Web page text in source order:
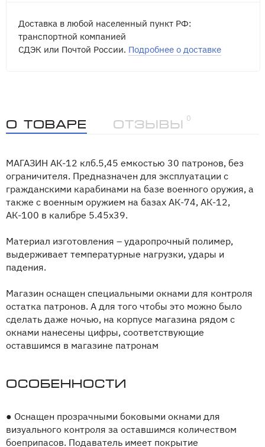
Доставка в любой населенный пункт РФ:
транспортной компанией
СДЭК или Почтой России. Подробнее о доставке
О товаре Отзывы
0
МАГАЗИН АК-12 клб.5,45 емкостью 30 патронов, без
ограничителя. Предназначен для эксплуатации с
гражданскими карабинами на базе военного оружия, а
также с военным оружием на базах АК-74, АК-12,
АК-100 в калибре 5.45х39.
Материал изготовления – ударопрочный полимер,
выдерживает температурные нагрузки, удары и
падения.
Магазин оснащен специальными окнами для контроля
остатка патронов. А для того чтобы это можно было
сделать даже ночью, на корпусе магазина рядом с
окнами нанесены цифры, соответствующие
оставшимся в магазине патронам
Особенности
● Оснащен прозрачными боковыми окнами для
визуального контроля за оставшимся количеством
боеприпасов. Подаватель имеет покрытие